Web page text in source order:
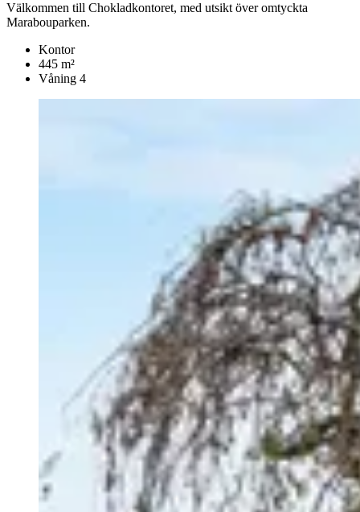
Välkommen till Chokladkontoret, med utsikt över omtyckta
Marabouparken.
Kontor
445 m²
Våning 4